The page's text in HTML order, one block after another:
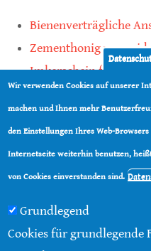
Bienenverträgliche
Zementhonig
Imkerschein für
Kauf von
teilen
Wir verwenden Cookies auf unserer
machen und Ihnen mehr
den Einstellungen Ihres Web-
Internetseite weiterhin benutzen,
von Cookies einverstanden sind.
Grundlegend
Cookies für grundlegende